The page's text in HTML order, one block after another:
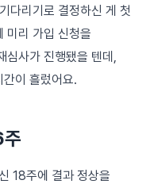
다리기로 결정하신 게 첫
미리 가입 신청을
사가 진행됐을 텐데,
이 흘렀어요.
18주에 결과 정상을